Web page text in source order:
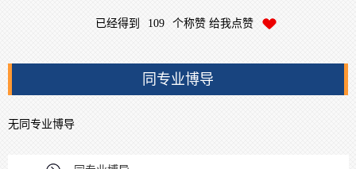
已经得到 109 个称赞 给我点赞
同专业博导
无同专业博导